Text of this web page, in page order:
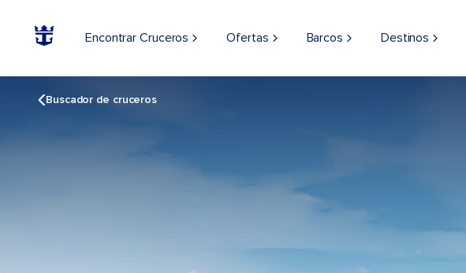
Encontrar Cruceros Ofertas Barcos Destinos
Buscador de cruceros